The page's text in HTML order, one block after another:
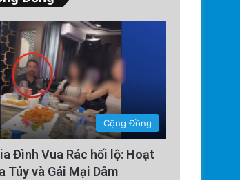
Nhơn: 40 Năm Khai
Hoang Phế
Cộng Đồng
Đình Vua Rác hối lộ: Hoạt
Túy và Gái Mại Dâm